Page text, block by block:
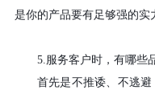
是你的产品要有足够强的实
5.服务客户时，有哪些
首先是不推诿、不逃